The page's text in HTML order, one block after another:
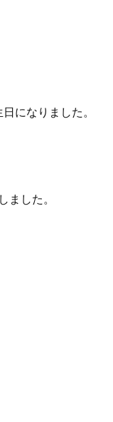
になりました。
ました。